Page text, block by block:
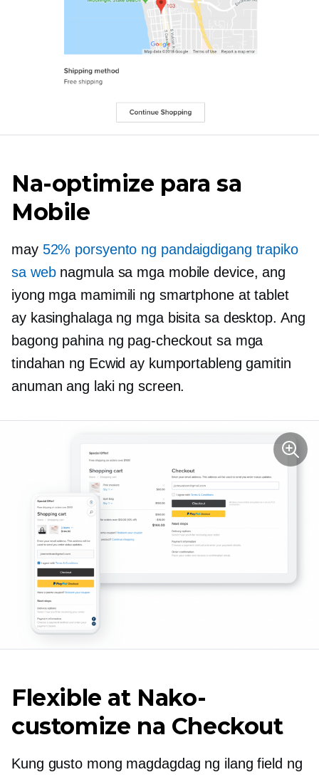
Na-optimize para sa
Mobile
may 52% porsyento ng pandaigdigang trapiko
sa webnagmula sa mga mobile device, ang
iyong mga mamimili ng smartphone at tablet
ay kasinghalaga ng mga bisita sa desktop. Ang
bagong pahina ng pag-checkout sa mga
tindahan ng Ecwid ay kumportableng gamitin
anuman ang laki ng screen.
Flexible at Nako-
customize na Checkout
Kung gusto mong magdagdag ng ilang field ng